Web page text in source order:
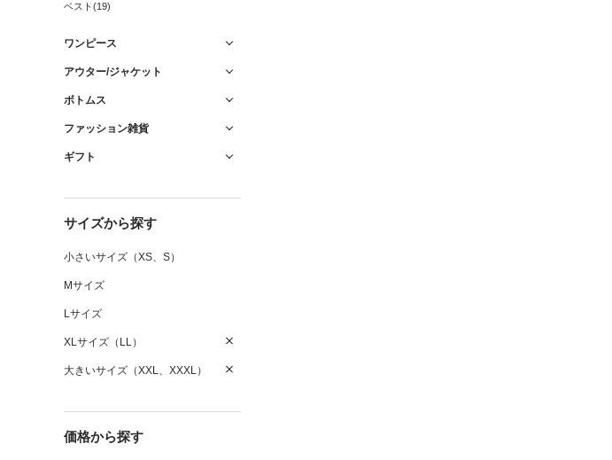
ベスト(19)
ワンピース
アウター/ジャケット
ボトムス
ファッション雑貨
ギフト
サイズから探す
小さいサイズ（XS、S）
Mサイズ
Lサイズ
XLサイズ（LL）
大きいサイズ（XXL、XXXL）
価格から探す